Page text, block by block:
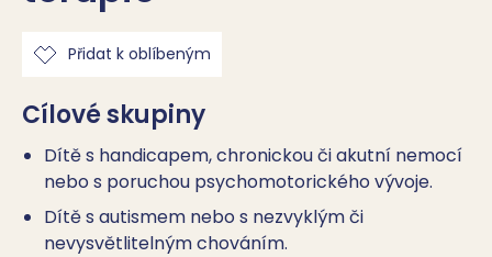
Přidat k oblíbeným
Cílové skupiny
Dítě s handicapem, chronickou či akutní nemocí
nebo s poruchou psychomotorického vývoje.
Dítě s autismem nebo s nezvyklým či
nevysvětlitelným chováním.